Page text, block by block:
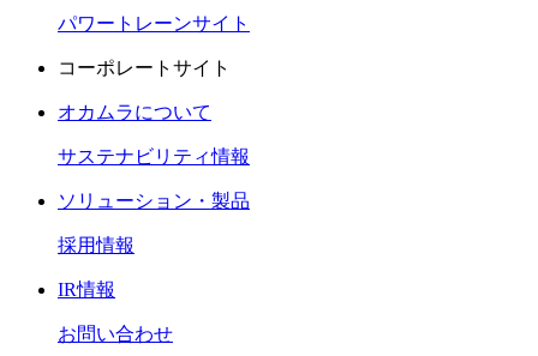
パワートレーンサイト
コーポレートサイト
オカムラについて
サステナビリティ情報
ソリューション・製品
採用情報
IR情報
お問い合わせ